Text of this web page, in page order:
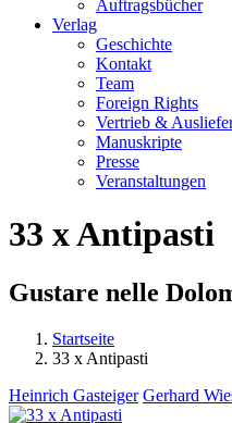
Auftragsbücher
Verlag
Geschichte
Kontakt
Team
Foreign Rights
Vertrieb &
Manuskripte
Presse
Veranstaltungen
33 x Antipasti
Gustare nelle
Sie sind hier
Startseite
33 x Antipasti
Heinrich Gasteiger Gerhard